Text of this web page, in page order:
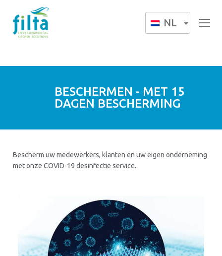
NL
BESCHERMEN - MET 15
DAGEN BESCHERMING
Bescherm uw medewerkers, klanten en uw eigen onderneming
met onze COVID-19 desinfectie service.